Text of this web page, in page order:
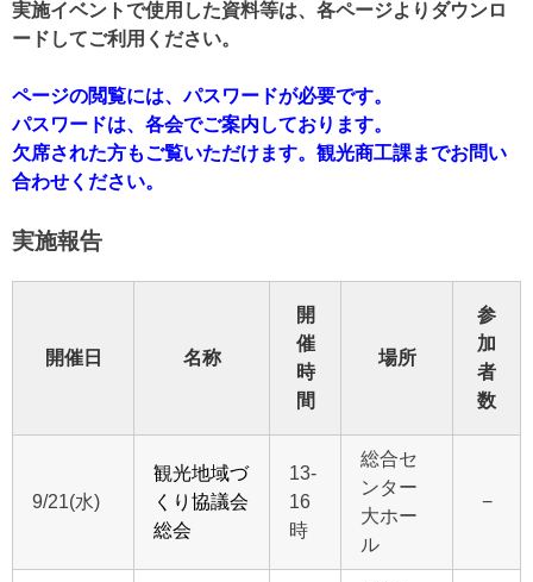
実施イベントで使用した資料等は、各ページよりダウンロ
ードしてご利用ください。
ページの閲覧には、パスワードが必要です。
パスワードは、各会でご案内しております。
欠席された方もご覧いただけます。観光商工課までお問い
合わせください。
実施報告
開催日 名称
開
催
時
間
場所
参
加
者
数
9/21(水)
観光地域づ
くり協議会
総会
13-
16
時
総合セ
ンター
大ホー
ル
−